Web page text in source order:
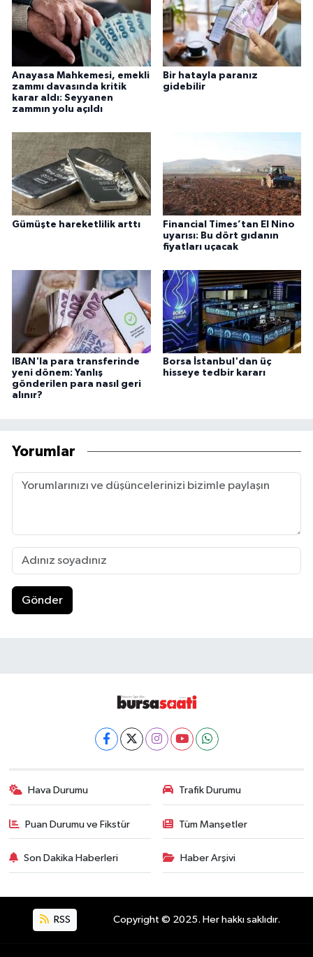
Anayasa Mahkemesi, emekli
zammı davasında kritik
karar aldı: Seyyanen
zammın yolu açıldı
Bir hatayla paranız
gidebilir
Gümüşte hareketlilik arttı
Financial Times’tan El Nino
uyarısı: Bu dört gıdanın
fiyatları uçacak
IBAN'la para transferinde
yeni dönem: Yanlış
gönderilen para nasıl geri
alınır?
Borsa İstanbul'dan üç
hisseye tedbir kararı
Yorumlar
Gönder
Hava Durumu Trafik Durumu
Puan Durumu ve Fikstür Tüm Manşetler
Son Dakika Haberleri Haber Arşivi
RSS Copyright © 2025. Her hakkı saklıdır.